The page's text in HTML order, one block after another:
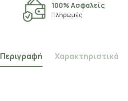
100% Ασφαλείς
Πληρωμές
Περιγραφή Χαρακτηριστικά